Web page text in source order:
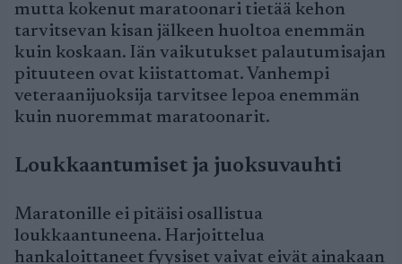
mutta kokenut maratoonari tietää kehon
tarvitsevan kisan jälkeen huoltoa enemmän
kuin koskaan. Iän vaikutukset palautumisajan
pituuteen ovat kiistattomat. Vanhempi
veteraanijuoksija tarvitsee lepoa enemmän
kuin nuoremmat maratoonarit.
Loukkaantumiset ja juoksuvauhti
Maratonille ei pitäisi osallistua
loukkaantuneena. Harjoittelua
hankaloittaneet fyysiset vaivat eivät ainakaan